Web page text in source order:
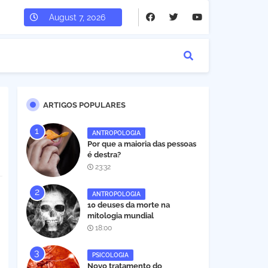
August 7, 2026
ARTIGOS POPULARES
ANTROPOLOGIA
Por que a maioria das pessoas
é destra?
23:32
ANTROPOLOGIA
10 deuses da morte na
mitologia mundial
18:00
PSICOLOGIA
Novo tratamento do